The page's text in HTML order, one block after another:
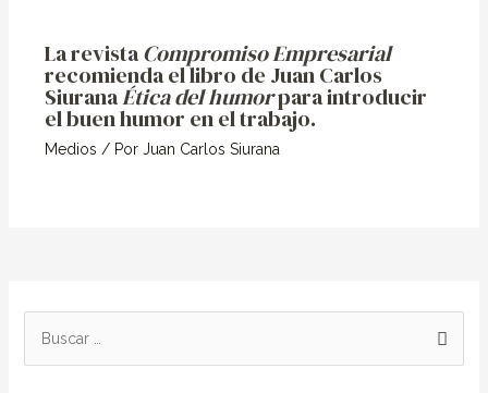
La revistaCompromiso Empresarial
recomienda el libro de Juan Carlos
SiuranaÉtica del humorpara introducir
el buen humor en el trabajo.
Medios / PorJuan Carlos Siurana